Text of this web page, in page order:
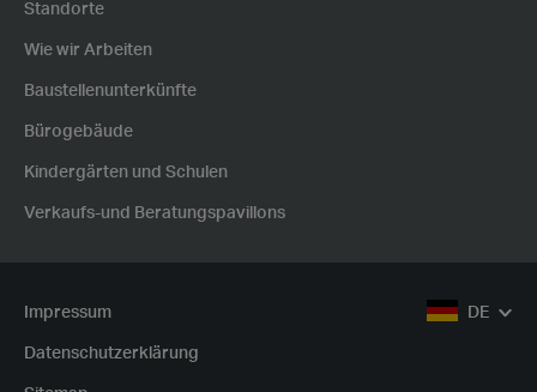
Standorte
Wie wir Arbeiten
Baustellenunterkünfte
Bürogebäude
Kindergärten und Schulen
Verkaufs-und Beratungspavillons
DE
Impressum
Datenschutzerklärung